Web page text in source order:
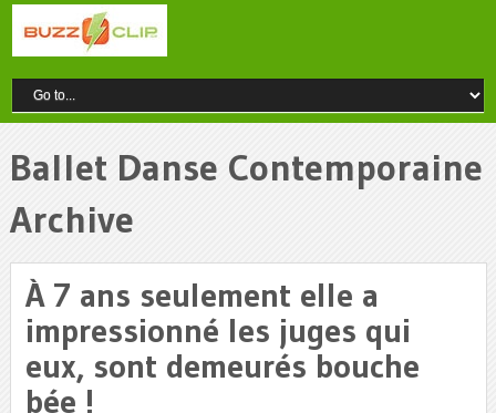
Ballet Danse Contemporaine
Archive
À 7 ans seulement elle a
impressionné les juges qui
eux, sont demeurés bouche
bée !